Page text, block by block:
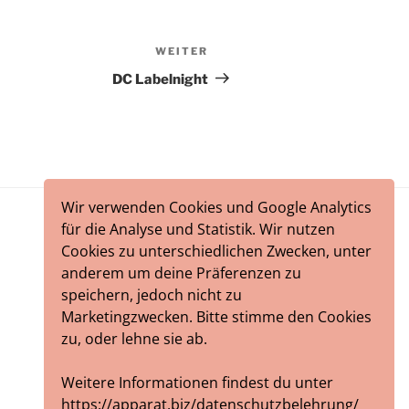
Wir verwenden Cookies und Google Analytics
für die Analyse und Statistik. Wir nutzen
Cookies zu unterschiedlichen Zwecken, unter
anderem um deine Präferenzen zu
speichern, jedoch nicht zu
Marketingzwecken. Bitte stimme den Cookies
zu, oder lehne sie ab.
Weitere Informationen findest du unter
https://apparat.biz/datenschutzbelehrung/
Beitrag
WEITER
DC Labelnight